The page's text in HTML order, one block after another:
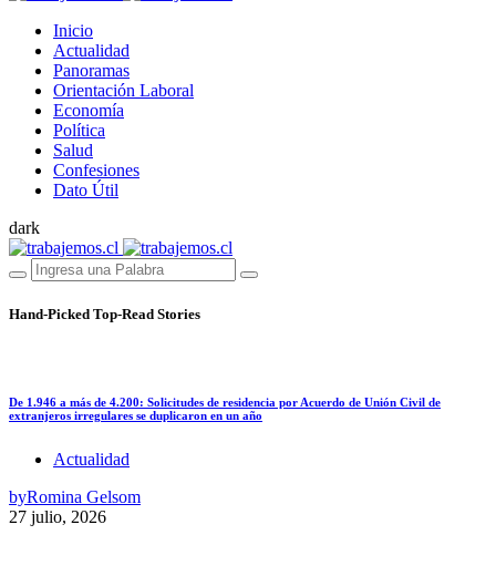
Inicio
Actualidad
Panoramas
Orientación Laboral
Economía
Política
Salud
Confesiones
Dato Útil
dark
Hand-Picked Top-Read Stories
De 1.946 a más de 4.200: Solicitudes de residencia por Acuerdo de Unión Civil de
extranjeros irregulares se duplicaron en un año
Actualidad
byRomina Gelsom
27 julio, 2026